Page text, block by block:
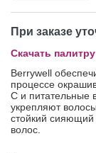
При заказе
Скачать
Berrywell
процессе
С и питательные
укрепляют
стойкий сияющий
волос.